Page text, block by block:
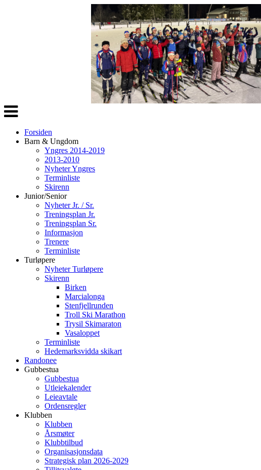
Veksle
navigasjon
Forsiden
Barn & Ungdom
Yngres 2014-2019
2013-2010
Nyheter Yngres
Terminliste
Skirenn
Junior/Senior
Nyheter Jr. / Sr.
Treningsplan Jr.
Treningsplan Sr.
Informasjon
Trenere
Terminliste
Turløpere
Nyheter Turløpere
Skirenn
Birken
Marcialonga
Stenfjellrunden
Troll Ski Marathon
Trysil Skimaraton
Vasaloppet
Terminliste
Hedemarksvidda skikart
Randonee
Gubbestua
Gubbestua
Utleiekalender
Leieavtale
Ordensregler
Klubben
Klubben
Årsmøter
Klubbtilbud
Organisasjonsdata
Strategisk plan 2026-2029